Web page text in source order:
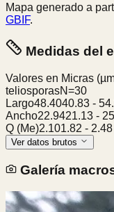
Mapa generado a
GBIF.
Medidas del
Valores en Micras
teliosporasN=30
Largo48.4040.83 -
Ancho22.9421.13 -
Q (Me)2.101.82 - 2.48
Ver datos brutos
Galería